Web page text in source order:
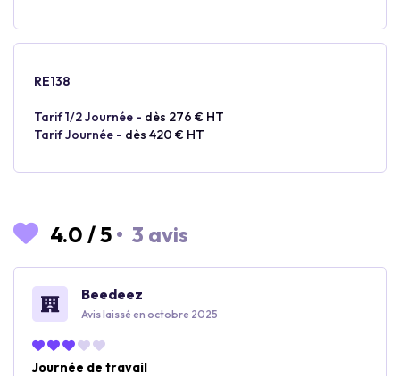
RE138
Tarif 1/2 Journée - dès 276 € HT
Tarif Journée - dès 420 € HT
4.0 /5 • 3 avis
Beedeez
Avis laissé en octobre 2025
Journée de travail